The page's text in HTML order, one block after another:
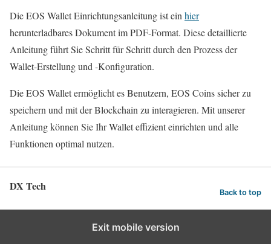
Die EOS Wallet Einrichtungsanleitung ist einhier
herunterladbares Dokument im PDF-Format. Diese detaillierte
Anleitung führt Sie Schritt für Schritt durch den Prozess der
Wallet-Erstellung und -Konfiguration.
Die EOS Wallet ermöglicht es Benutzern, EOS Coins sicher zu
speichern und mit der Blockchain zu interagieren. Mit unserer
Anleitung können Sie Ihr Wallet effizient einrichten und alle
Funktionen optimal nutzen.
DX Tech Back to top
Exit mobile version